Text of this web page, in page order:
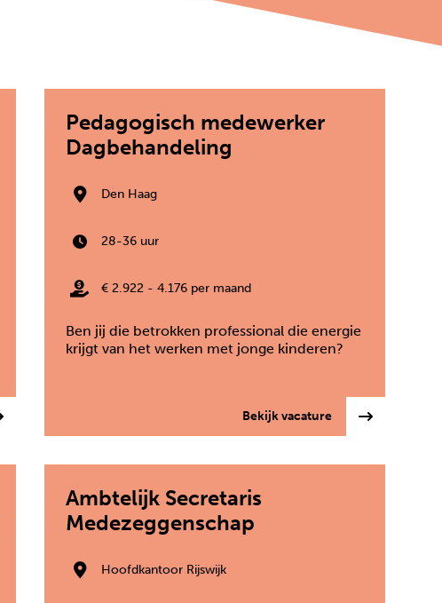
Pedagogisch medewerker
Dagbehandeling
Den Haag
28-36 uur
€ 2.922 - 4.176 per maand
Ben jij die betrokken professional die energie
krijgt van het werken met jonge kinderen?
Bekijk vacature
Ambtelijk Secretaris
Medezeggenschap
Hoofdkantoor Rijswijk